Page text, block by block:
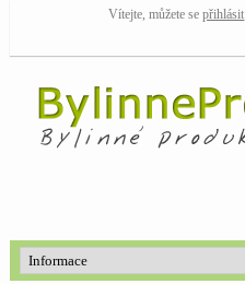
Vítejte, můžete sepřihlásit